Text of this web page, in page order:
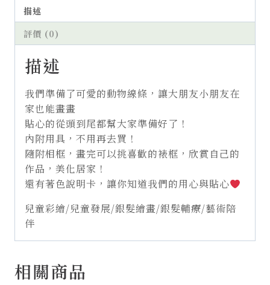
材
料
包-
描述
評價 (0)
描述
我們準備了可愛的動物線條，讓大朋友小朋友在
家也能畫畫
貼心的從頭到尾都幫大家準備好了！
內附用具，不用再去買！
隨附相框，畫完可以挑喜歡的裱框，欣賞自己的
作品，美化居家！
還有著色說明卡，讓你知道我們的用心與貼心
兒童彩繪/兒童發展/銀髮繪畫/銀髮輔療/藝術陪
伴
相關商品